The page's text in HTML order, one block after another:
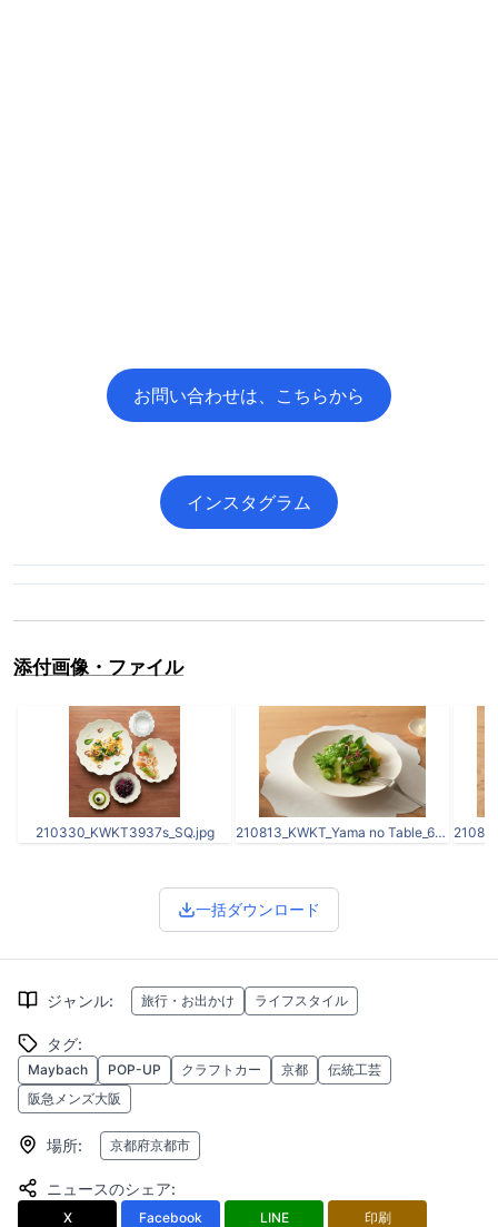
お問い合わせは、こちらから
インスタグラム
添付画像・ファイル
210330_KWKT3937s_SQ.jpg 210813_KWKT_Yama no Table_6348.jpg
一括ダウンロード
ジャンル: 旅行・お出かけ ライフスタイル
タグ:
Maybach POP-UP クラフトカー 京都
伝統工芸
阪急メンズ大阪
場所: 京都府京都市
ニュースのシェア:
X Facebook LINE 印刷